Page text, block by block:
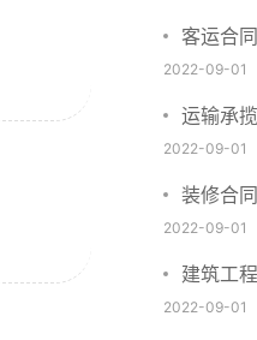
客运合
要包括这
2022-09-01
运输承揽合
承运人
2022-09-01
装修合
师解答
2022-09-01
建筑工
承包合
2022-09-01